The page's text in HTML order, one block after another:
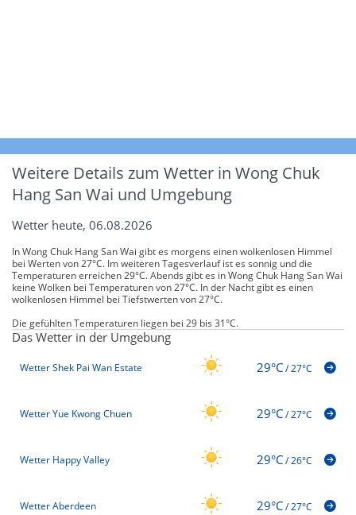
Weitere Details zum Wetter in Wong Chuk
Hang San Wai und Umgebung
Wetter heute, 06.08.2026
In Wong Chuk Hang San Wai gibt es morgens einen wolkenlosen Himmel
bei Werten von 27°C. Im weiteren Tagesverlauf ist es sonnig und die
Temperaturen erreichen 29°C. Abends gibt es in Wong Chuk Hang San Wai
keine Wolken bei Temperaturen von 27°C. In der Nacht gibt es einen
wolkenlosen Himmel bei Tiefstwerten von 27°C.
Die gefühlten Temperaturen liegen bei 29 bis 31°C.
Das Wetter in der Umgebung
Wetter Shek Pai Wan Estate 29°C/27°C
Wetter Yue Kwong Chuen 29°C/27°C
Wetter Happy Valley 29°C/26°C
Wetter Aberdeen 29°C/27°C